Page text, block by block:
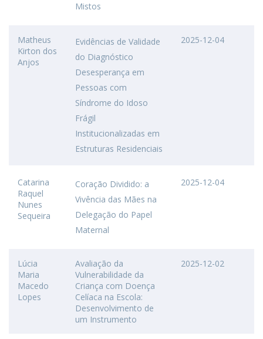
Mistos
Matheus
Kirton dos
Anjos
Evidências de Validade
do Diagnóstico
Desesperança em
Pessoas com
Síndrome do Idoso
Frágil
Institucionalizadas em
Estruturas Residenciais
2025-12-04
Catarina
Raquel
Nunes
Sequeira
Coração Dividido: a
Vivência das Mães na
Delegação do Papel
Maternal
2025-12-04
Lúcia
Maria
Macedo
Lopes
Avaliação da
Vulnerabilidade da
Criança com Doença
Celíaca na Escola:
Desenvolvimento de
um Instrumento
2025-12-02